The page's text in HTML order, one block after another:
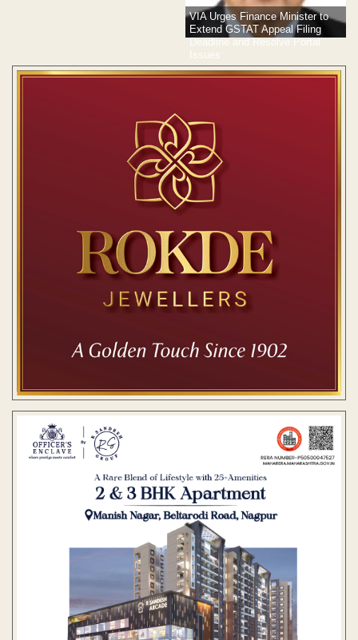
VIA Urges Finance Minister to
Extend GSTAT Appeal Filing
Deadline and Resolve Portal
Issues